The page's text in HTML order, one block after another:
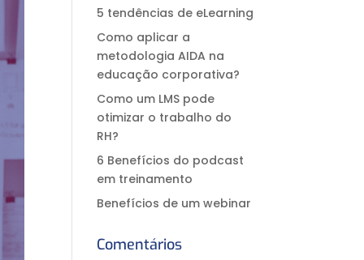
5 tendências de eLearning
Como aplicar a
metodologia AIDA na
educação corporativa?⠀
Como um LMS pode
otimizar o trabalho do
RH?
6 Benefícios do podcast
em treinamento
Benefícios de um webinar
Comentários